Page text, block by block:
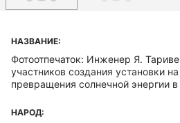
НАЗВАНИЕ:
Фотоотпечаток: Инженер Я.
участников создания установки
превращения солнечной энергии
НАРОД: